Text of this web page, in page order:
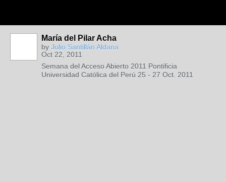
María del Pilar Acha
by Julio Santillán Aldana
Oct 22, 2011
Semana del Acceso Abierto 2011 Pontificia
Universidad Católica del Perú 25 - 27 Oct. 2011